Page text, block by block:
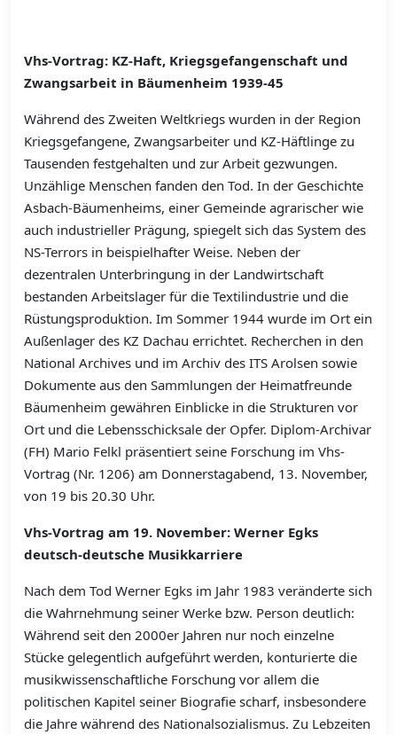
Vhs-Vortrag: KZ-Haft, Kriegsgefangenschaft und
Zwangsarbeit in Bäumenheim 1939-45
Während des Zweiten Weltkriegs wurden in der Region
Kriegsgefangene, Zwangsarbeiter und KZ-Häftlinge zu
Tausenden festgehalten und zur Arbeit gezwungen.
Unzählige Menschen fanden den Tod. In der Geschichte
Asbach-Bäumenheims, einer Gemeinde agrarischer wie
auch industrieller Prägung, spiegelt sich das System des
NS-Terrors in beispielhafter Weise. Neben der
dezentralen Unterbringung in der Landwirtschaft
bestanden Arbeitslager für die Textilindustrie und die
Rüstungsproduktion. Im Sommer 1944 wurde im Ort ein
Außenlager des KZ Dachau errichtet. Recherchen in den
National Archives und im Archiv des ITS Arolsen sowie
Dokumente aus den Sammlungen der Heimatfreunde
Bäumenheim gewähren Einblicke in die Strukturen vor
Ort und die Lebensschicksale der Opfer. Diplom-Archivar
(FH) Mario Felkl präsentiert seine Forschung im Vhs-
Vortrag (Nr. 1206) am Donnerstagabend, 13. November,
von 19 bis 20.30 Uhr.
Vhs-Vortrag am 19. November: Werner Egks
deutsch-deutsche Musikkarriere
Nach dem Tod Werner Egks im Jahr 1983 veränderte sich
die Wahrnehmung seiner Werke bzw. Person deutlich:
Während seit den 2000er Jahren nur noch einzelne
Stücke gelegentlich aufgeführt werden, konturierte die
musikwissenschaftliche Forschung vor allem die
politischen Kapitel seiner Biografie scharf, insbesondere
die Jahre während des Nationalsozialismus. Zu Lebzeiten